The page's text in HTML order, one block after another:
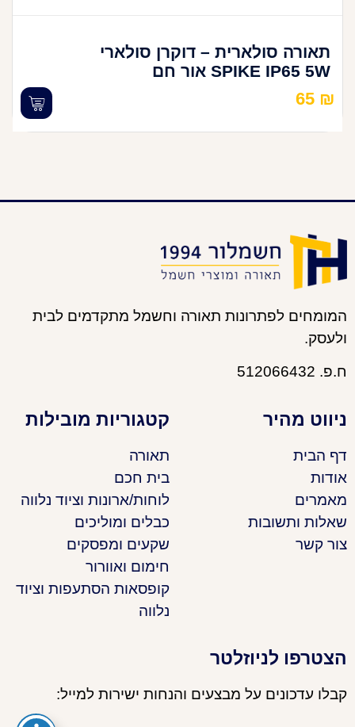
תאורה סולארית – דוקרן סולארי
SPIKE IP65 5W אור חם
65 ₪
המומחים לפתרונות תאורה וחשמל מתקדמים לבית
ולעסק.
ח.פ. 512066432
ניווט מהיר
דף הבית
אודות
מאמרים
שאלות ותשובות
צור קשר
קטגוריות מובילות
תאורה
בית חכם
לוחות/ארונות וציוד נלווה
כבלים ומוליכים
שקעים ומפסקים
חימום ואוורור
קופסאות הסתעפות וציוד
נלווה
הצטרפו לניוזלטר
קבלו עדכונים על מבצעים והנחות ישירות למייל: